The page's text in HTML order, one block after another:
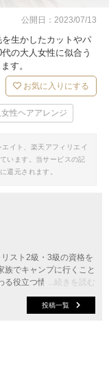
公開日：2023/07/13
生かしたカットやパ
の大人女性に似合う
す。
お気に入りにする
女性ヘアアレンジ
イト、楽天アフィリエイ
います。当サービスの記
還元されます。
...続きを読む
スト2級・3級の資格を
でキャンプに行くこと
る役立つ情報をお届けし
投稿一覧